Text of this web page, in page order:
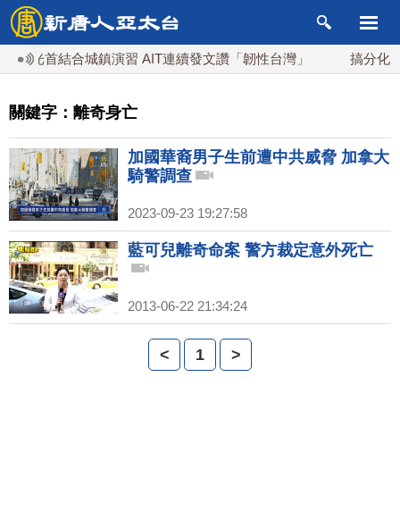
漢光首結合城鎮演習 AIT連續發文讚「韌性台灣」 搞分化
關鍵字：離奇身亡
加國華裔男子生前遭中共威脅 加拿大
騎警調查
2023-09-23 19:27:58
藍可兒離奇命案 警方裁定意外死亡
2013-06-22 21:34:24
< 1 >